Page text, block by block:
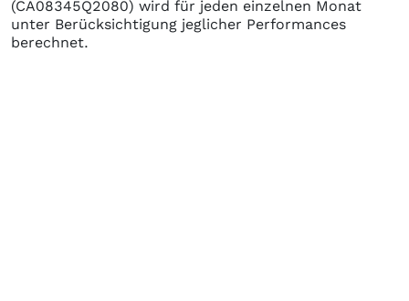
(CA08345Q2080) wird für jeden einzelnen Monat
unter Berücksichtigung jeglicher Performances
berechnet.